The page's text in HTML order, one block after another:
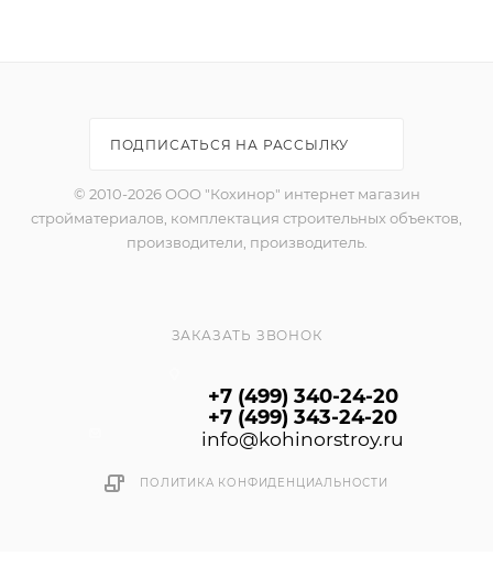
ПОДПИСАТЬСЯ НА РАССЫЛКУ
© 2010-2026 ООО "Кохинор" интернет магазин
стройматериалов, комплектация строительных объектов,
производители, производитель.
ЗАКАЗАТЬ ЗВОНОК
+7 (499) 340-24-20
+7 (499) 343-24-20
info@kohinorstroy.ru
ПОЛИТИКА КОНФИДЕНЦИАЛЬНОСТИ